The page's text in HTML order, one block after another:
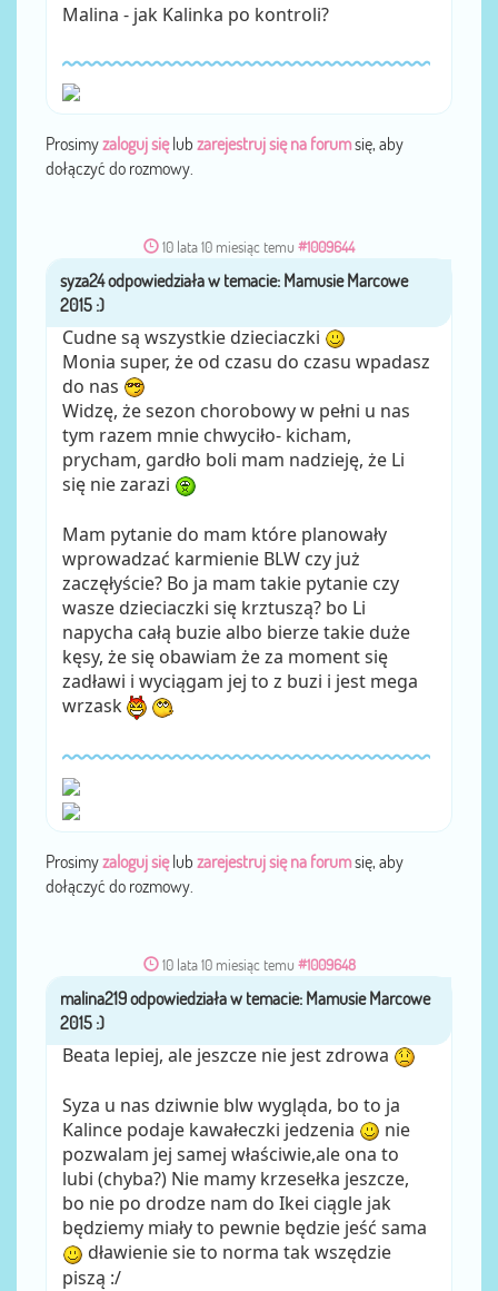
Malina - jak Kalinka po kontroli?
Prosimyzaloguj sięlub zarejestruj się na forumsię, aby
dołączyć do rozmowy.
10 lata 10 miesiąc temu #1009644
przezsyza24
Cudne są wszystkie dzieciaczki
Monia super, że od czasu do czasu wpadasz
do nas
Widzę, że sezon chorobowy w pełni u nas
tym razem mnie chwyciło- kicham,
prycham, gardło boli mam nadzieję, że Li
się nie zarazi
Mam pytanie do mam które planowały
wprowadzać karmienie BLW czy już
zaczęłyście? Bo ja mam takie pytanie czy
wasze dzieciaczki się krztuszą? bo Li
napycha całą buzie albo bierze takie duże
kęsy, że się obawiam że za moment się
zadławi i wyciągam jej to z buzi i jest mega
wrzask
Prosimyzaloguj sięlub zarejestruj się na forumsię, aby
dołączyć do rozmowy.
10 lata 10 miesiąc temu #1009648
przezmalina219
Beata lepiej, ale jeszcze nie jest zdrowa
Syza u nas dziwnie blw wygląda, bo to ja
Kalince podaje kawałeczki jedzenia
nie
pozwalam jej samej właściwie,ale ona to
lubi (chyba?) Nie mamy krzesełka jeszcze,
bo nie po drodze nam do Ikei ciągle jak
będziemy miały to pewnie będzie jeść sama
dławienie sie to norma tak wszędzie
piszą :/